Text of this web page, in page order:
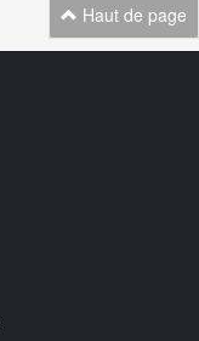
Haut de page